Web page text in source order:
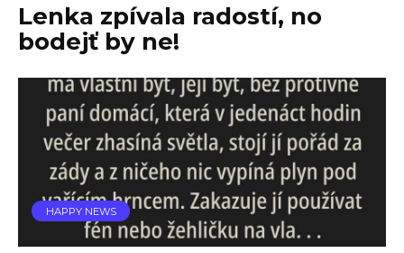
Lenka zpívala radostí, no
bodejť by ne!
HAPPY NEWS